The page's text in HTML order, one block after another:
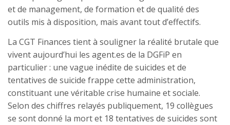
et de management, de formation et de qualité des
outils mis à disposition, mais avant tout d’effectifs.
La CGT Finances tient à souligner la réalité brutale que
vivent aujourd’hui les agent.es de la DGFiP en
particulier : une vague inédite de suicides et de
tentatives de suicide frappe cette administration,
constituant une véritable crise humaine et sociale.
Selon des chiffres relayés publiquement, 19 collègues
se sont donné la mort et 18 tentatives de suicides sont